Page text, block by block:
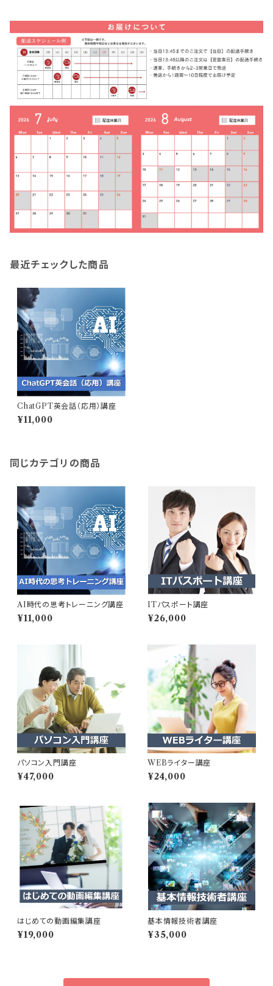
最近チェックした商品
ChatGPT英会話（応用）講座
¥11,000
同じカテゴリの商品
AI時代の思考トレーニング講座
¥11,000
ITパスポート講座
¥26,000
パソコン入門講座
¥47,000
WEBライター講座
¥24,000
はじめての動画編集講座
¥19,000
基本情報技術者講座
¥35,000